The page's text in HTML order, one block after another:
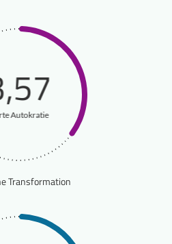
Autokratie
Transformation